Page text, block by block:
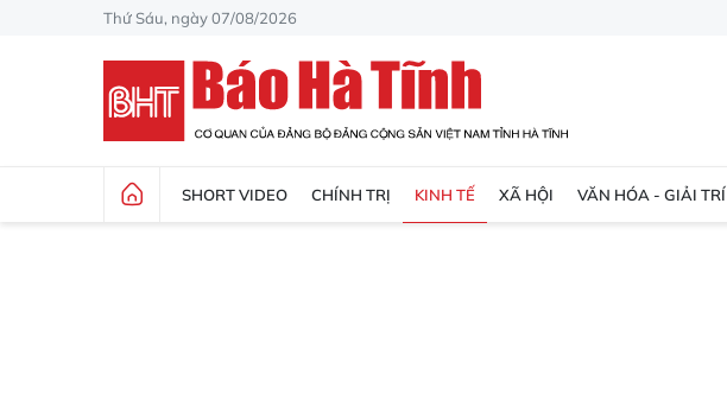
Thứ Sáu, ngày 07/08/2026
SHORT VIDEO CHÍNH TRỊ KINH TẾ XÃ HỘI VĂN HÓA - GIẢI TRÍ